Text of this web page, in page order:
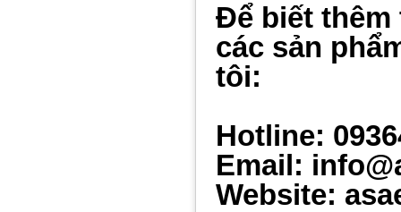
Để biết thêm
các sản
tôi:
Hotline:
Email:
Website: